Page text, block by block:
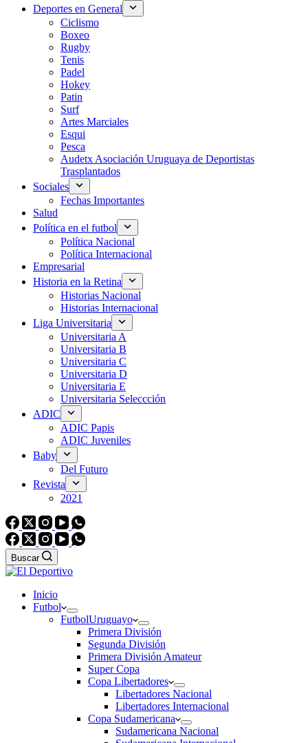
Deportes en General
Ciclismo
Boxeo
Rugby
Tenis
Padel
Hokey
Patin
Surf
Artes Marciales
Esqui
Pesca
Audetx Asociación Uruguaya de Deportistas
Trasplantados
Sociales
Fechas Importantes
Salud
Política en el futbol
Política Nacional
Política Internacional
Empresarial
Historia en la Retina
Historias Nacional
Historias Internacional
Liga Universitaria
Universitaria A
Universitaria B
Universitaria C
Universitaria D
Universitaria E
Universitaria Seleccción
ADIC
ADIC Papis
ADIC Juveniles
Baby
Del Futuro
Revista
2021
Buscar
Inicio
Futbol
FutbolUruguayo
Primera División
Segunda División
Primera División Amateur
Super Copa
Copa Libertadores
Libertadores Nacional
Libertadores Internacional
Copa Sudamericana
Sudamericana Nacional